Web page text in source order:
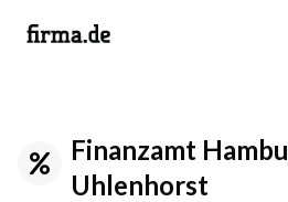
Finanzamt
Uhlenhorst